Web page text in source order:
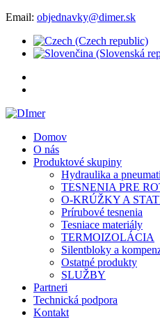
Email: objednavky@dimer.sk
Domov
O nás
Produktové skupiny
Hydraulika a
TESNENIA PRE
O-KRÚŽKY A
Prírubové tesnenia
Tesniace materiály
TERMOIZOLÁCIA
Silentbloky a
Ostatné produkty
SLUŽBY
Partneri
Technická podpora
Kontakt